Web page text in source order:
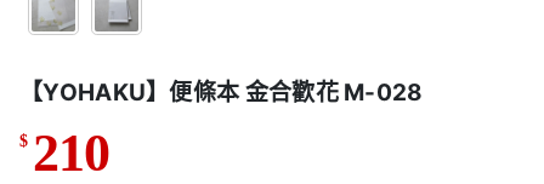
【YOHAKU】便條本 金合歡花 M-028
$ 210